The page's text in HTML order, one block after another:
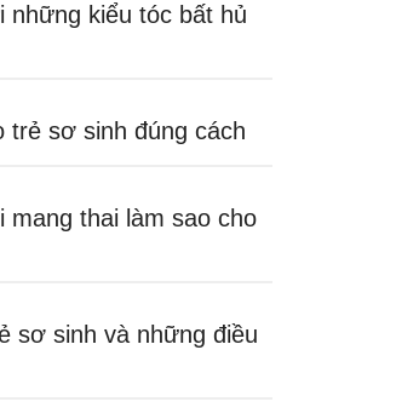
những kiểu tóc bất hủ
trẻ sơ sinh đúng cách
mang thai làm sao cho
sơ sinh và những điều